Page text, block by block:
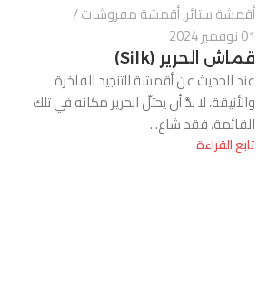
أقمشة ستائر,أقمشة مفروشات
01 نوفمبر 2024
قماش الحرير (Silk)
عند الحديث عن أقمشة التنجيد الفاخرة
والأنيقة، لا بدَّ أن يحتلَّ الحرير مكانه في تلك
القائمة، فقد شاع...
تابع القراءة